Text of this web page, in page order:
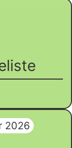
2026